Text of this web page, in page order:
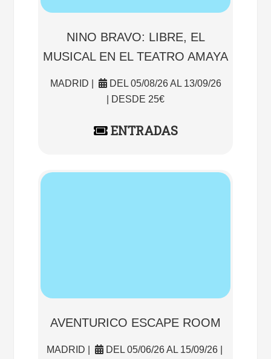
NINO BRAVO: LIBRE, EL
MUSICAL EN EL TEATRO AMAYA
MADRID |
DEL 05/08/26 AL 13/09/26
| DESDE 25€
ENTRADAS
AVENTURICO ESCAPE ROOM
MADRID | DEL 05/06/26 AL 15/09/26 |